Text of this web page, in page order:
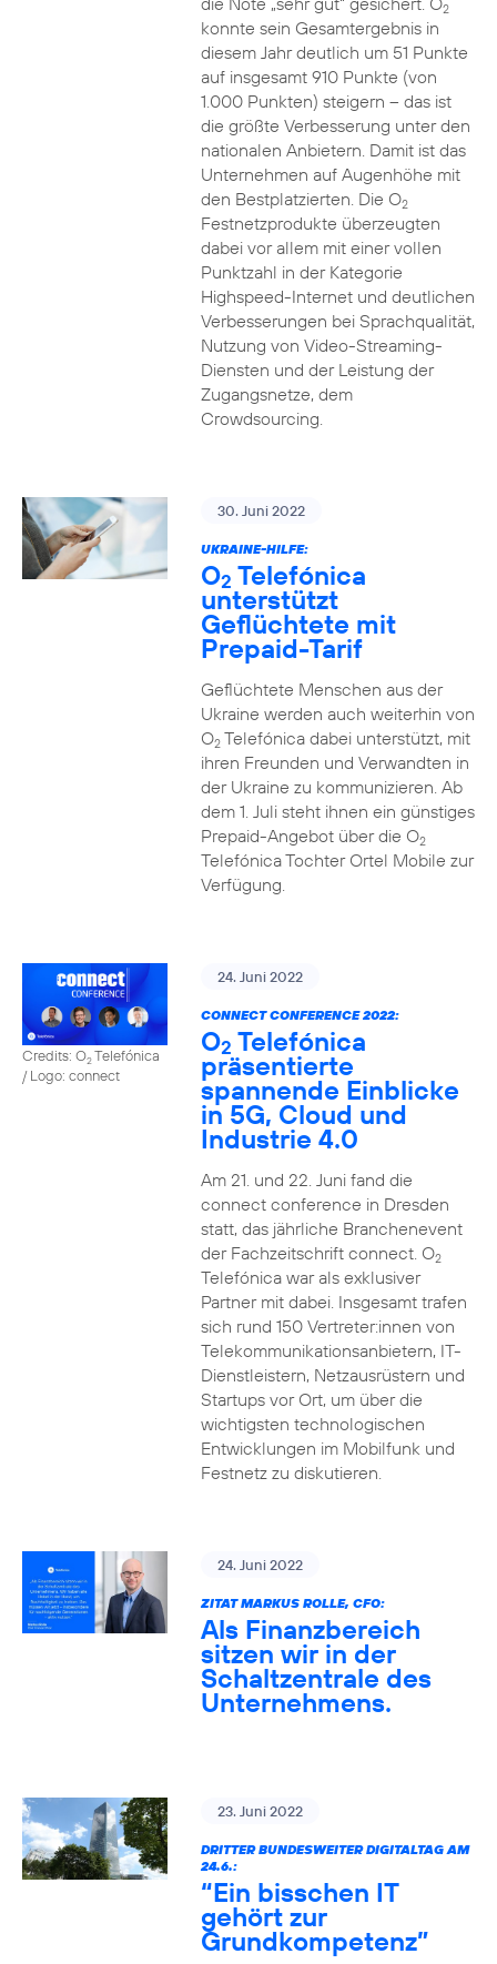
2
konnte sein Gesamtergebnis in
diesem Jahr deutlich um 51 Punkte
auf insgesamt 910 Punkte (von
1.000 Punkten) steigern – das ist
die größte Verbesserung unter den
nationalen Anbietern. Damit ist das
Unternehmen auf Augenhöhe mit
den Bestplatzierten. Die O2
Festnetzprodukte überzeugten
dabei vor allem mit einer vollen
Punktzahl in der Kategorie
Highspeed-Internet und deutlichen
Verbesserungen bei Sprachqualität,
Nutzung von Video-Streaming-
Diensten und der Leistung der
Zugangsnetze, dem
Crowdsourcing.
30. Juni 2022
UKRAINE-HILFE:
O2 Telefónica
unterstützt
Geflüchtete mit
Prepaid-Tarif
Geflüchtete Menschen aus der
Ukraine werden auch weiterhin von
O2Telefónica dabei unterstützt, mit
ihren Freunden und Verwandten in
der Ukraine zu kommunizieren. Ab
dem 1. Juli steht ihnen ein günstiges
Prepaid-Angebot über die O2
Telefónica Tochter Ortel Mobile zur
Verfügung.
Credits: O2Telefónica
/ Logo: connect
24. Juni 2022
CONNECT CONFERENCE 2022:
O2 Telefónica
präsentierte
spannende Einblicke
in 5G, Cloud und
Industrie 4.0
Am 21. und 22. Juni fand die
connect conference in Dresden
statt, das jährliche Branchenevent
der Fachzeitschrift connect. O2
Telefónica war als exklusiver
Partner mit dabei. Insgesamt trafen
sich rund 150 Vertreter:innen von
Telekommunikationsanbietern, IT-
Dienstleistern, Netzausrüstern und
Startups vor Ort, um über die
wichtigsten technologischen
Entwicklungen im Mobilfunk und
Festnetz zu diskutieren.
24. Juni 2022
ZITAT MARKUS ROLLE, CFO:
Als Finanzbereich
sitzen wir in der
Schaltzentrale des
Unternehmens.
23. Juni 2022
DRITTER BUNDESWEITER DIGITALTAG AM
24.6.:
“Ein bisschen IT
gehört zur
Grundkompetenz”